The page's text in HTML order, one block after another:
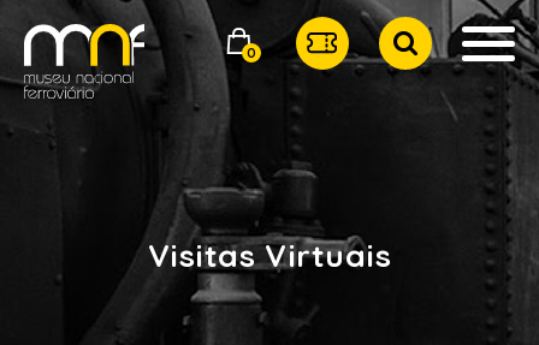
0
Visitas Virtuais